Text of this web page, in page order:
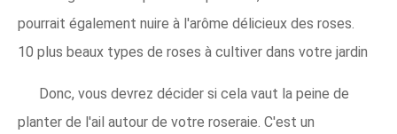
pourrait également nuire à l'arôme délicieux des roses.
10 plus beaux types de roses à cultiver dans votre jardin
Donc, vous devrez décider si cela vaut la peine de
planter de l'ail autour de votre roseraie. C'est un